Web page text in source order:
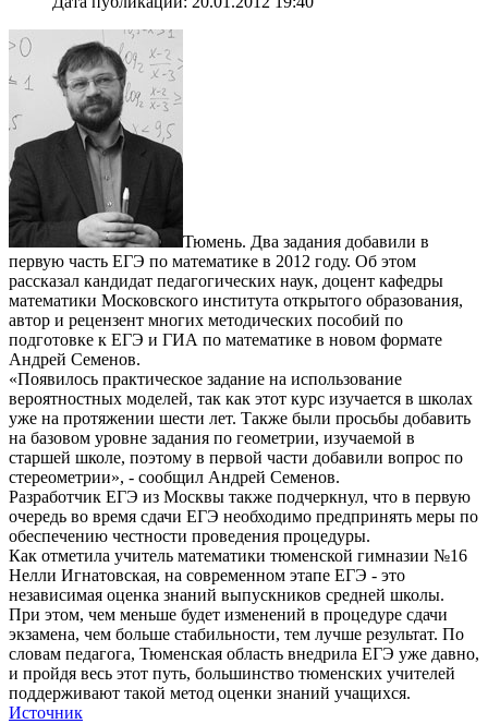
Тюмень. Два задания добавили в
первую часть ЕГЭ по математике в 2012 году. Об этом
рассказал кандидат педагогических наук, доцент кафедры
математики Московского института открытого образования,
автор и рецензент многих методических пособий по
подготовке к ЕГЭ и ГИА по математике в новом формате
Андрей Семенов.
«Появилось практическое задание на использование
вероятностных моделей, так как этот курс изучается в школах
уже на протяжении шести лет. Также были просьбы добавить
на базовом уровне задания по геометрии, изучаемой в
старшей школе, поэтому в первой части добавили вопрос по
стереометрии», - сообщил Андрей Семенов.
Разработчик ЕГЭ из Москвы также подчеркнул, что в первую
очередь во время сдачи ЕГЭ необходимо предпринять меры по
обеспечению честности проведения процедуры.
Как отметила учитель математики тюменской гимназии №16
Нелли Игнатовская, на современном этапе ЕГЭ - это
независимая оценка знаний выпускников средней школы.
При этом, чем меньше будет изменений в процедуре сдачи
экзамена, чем больше стабильности, тем лучше результат. По
словам педагога, Тюменская область внедрила ЕГЭ уже давно,
и пройдя весь этот путь, большинство тюменских учителей
поддерживают такой метод оценки знаний учащихся.
Источник